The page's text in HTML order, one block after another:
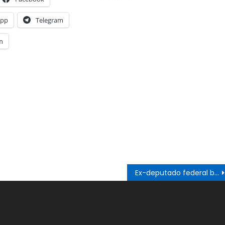
Telegram
Ex-deputado federal baiano Irmão Lázaro é entubado com covid-19 e precisa de UTI